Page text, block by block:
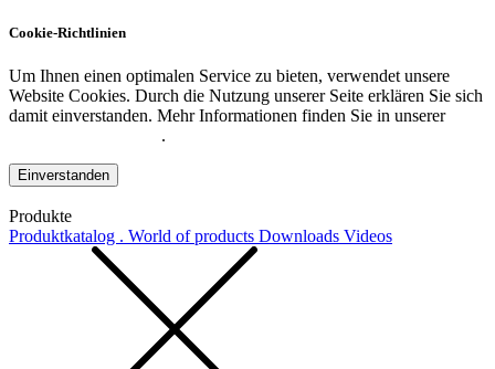
Cookie-Richtlinien
Um Ihnen einen optimalen Service zu bieten, verwendet unsere
Website Cookies. Durch die Nutzung unserer Seite erklären Sie sich
damit einverstanden. Mehr Informationen finden Sie in unserer
.
Einverstanden
Produkte
Produktkatalog . World of products Downloads Videos